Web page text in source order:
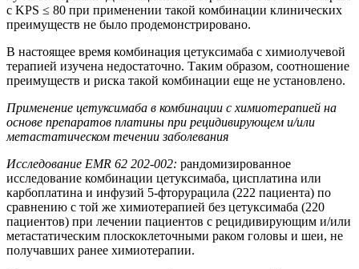
с KPS ≤ 80 при применении такой комбинации клинических
преимуществ не было продемонстрировано.
В настоящее время комбинация цетуксимаба с химиолучевой
терапией изучена недостаточно. Таким образом, соотношение
преимуществ и риска такой комбинации еще не установлено.
Применение цетуксимаба в комбинации с химиотерапией на
основе препаратов платины при рецидивирующем и/или
метастатическом течении заболевания
Исследование EMR 62 202-002: рандомизированное
исследование комбинации цетуксимаба, цисплатина или
карбоплатина и инфузий 5-фторурацила (222 пациента) по
сравнению с той же химиотерапией без цетуксимаба (220
пациентов) при лечении пациентов с рецидивирующим и/или
метастатическим плоскоклеточными раком головы и шеи, не
получавших ранее химиотерапии.